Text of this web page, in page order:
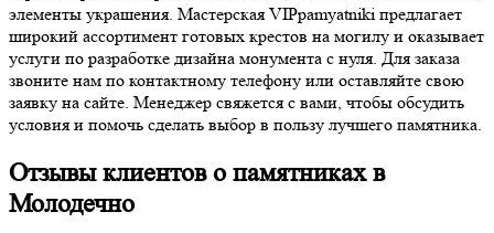
элементы украшения. Мастерская VIPpamyatniki предлагает
широкий ассортимент готовых крестов на могилу и оказывает
услуги по разработке дизайна монумента с нуля. Для заказа
звоните нам по контактному телефону или оставляйте свою
заявку на сайте. Менеджер свяжется с вами, чтобы обсудить
условия и помочь сделать выбор в пользу лучшего памятника.
Отзывы клиентов о памятниках в
Молодечно